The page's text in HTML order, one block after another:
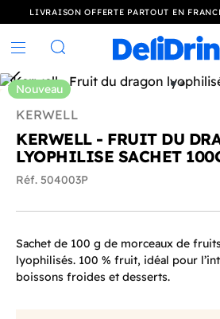
LIVRAISON OFFERTE PARTOUT EN
Rechercher
Nouveau
KERWELL
KERWELL - FRUIT DU
LYOPHILISE SACHET
Réf. 504003P
Sachet de 100 g de morceaux de
lyophilisés. 100 % fruit, idéal pour
boissons froides et desserts.